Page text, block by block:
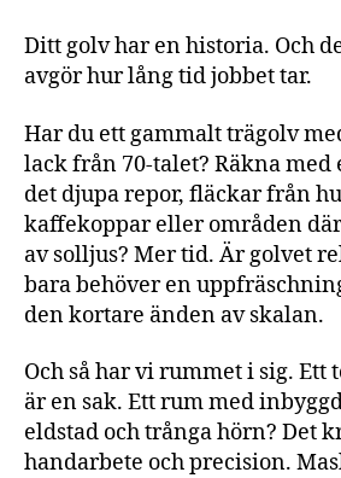
Ditt golv har en historia. Och
avgör hur lång tid jobbet tar.
Har du ett gammalt trägolv
lack från 70-talet? Räkna
det djupa repor, fläckar från
kaffekoppar eller områden
av solljus? Mer tid. Är golvet
bara behöver en
den kortare änden av skalan.
Och så har vi rummet i sig. Ett
är en sak. Ett rum med
eldstad och trånga hörn? Det
handarbete och precision.